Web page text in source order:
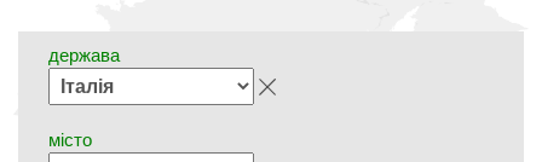
держава
місто